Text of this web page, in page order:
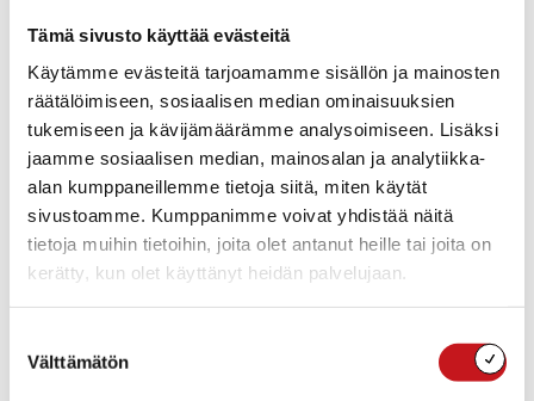
Tämä sivusto käyttää evästeitä
Käytämme evästeitä tarjoamamme sisällön ja mainosten
räätälöimiseen, sosiaalisen median ominaisuuksien
tukemiseen ja kävijämäärämme analysoimiseen. Lisäksi
jaamme sosiaalisen median, mainosalan ja analytiikka-
alan kumppaneillemme tietoja siitä, miten käytät
sivustoamme. Kumppanimme voivat yhdistää näitä
tietoja muihin tietoihin, joita olet antanut heille tai joita on
kerätty, kun olet käyttänyt heidän palvelujaan.
valinta
Välttämätön
27.2.2007 hyväksynyt Niiniveden rantaosayleiskaavan
muutoksen Kettukangas 18:16 –tilan osalta. Päätös on
tullut lainvoimaiseksi 5.4.2007.
Tunnus: Kettukangas 18:16
Käsittelyvaiheet:
Kaavamuutoksen hyväksyminen 27.2.2007.
Kunnanvaltuusto § 22.
Päättymispäivämäärä: 5.4.2007
Hyväksyjä: Kunnanvaltuusto. 27.2.2007 §22.
Liitteet: